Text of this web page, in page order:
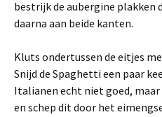
bestrijk de aubergine plakken
daarna aan beide kanten.
Kluts ondertussen de eitjes
Snijd de Spaghetti een paar
Italianen echt niet goed,
en schep dit door het